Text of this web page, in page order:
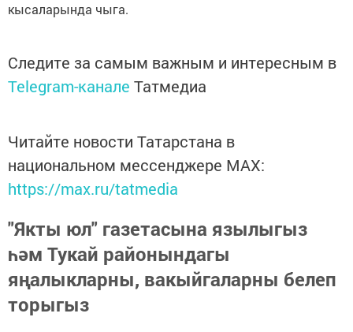
кысаларында чыга.
Следите за самым важным и интересным в
Telegram-канале Татмедиа
Читайте новости Татарстана в
национальном мессенджере MАХ:
https://max.ru/tatmedia
"Якты юл" газетасына язылыгыз
һәм Тукай районындагы
яңалыкларны, вакыйгаларны белеп
торыгыз